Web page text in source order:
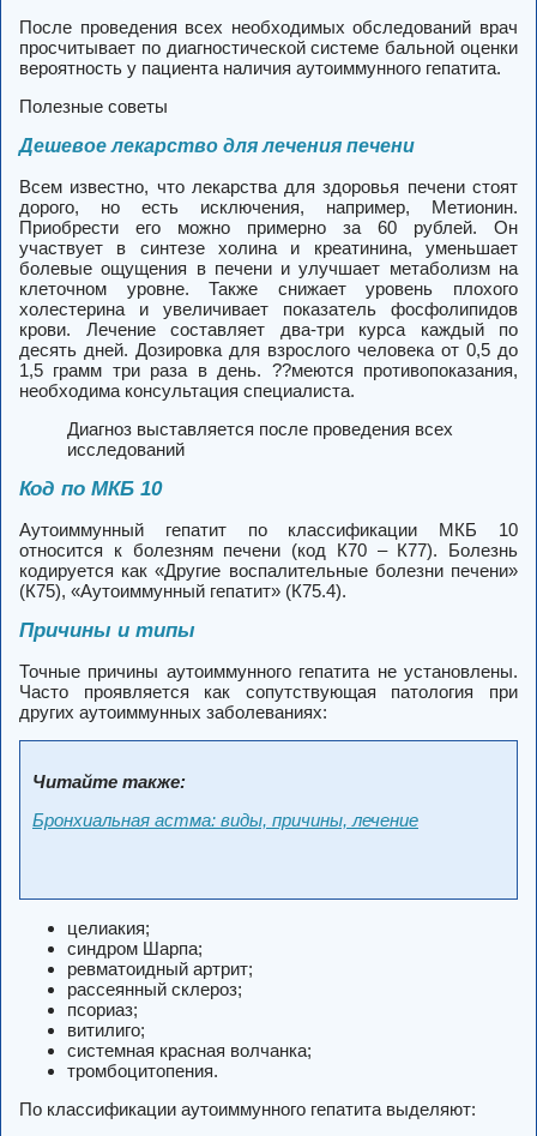
После проведения всех необходимых обследований врач
просчитывает по диагностической системе бальной оценки
вероятность у пациента наличия аутоиммунного гепатита.
Полезные советы
Дешевое лекарство для лечения печени
Всем известно, что лекарства для здоровья печени стоят
дорого, но есть исключения, например, Метионин.
Приобрести его можно примерно за 60 рублей. Он
участвует в синтезе холина и креатинина, уменьшает
болевые ощущения в печени и улучшает метаболизм на
клеточном уровне. Также снижает уровень плохого
холестерина и увеличивает показатель фосфолипидов
крови. Лечение составляет два-три курса каждый по
десять дней. Дозировка для взрослого человека от 0,5 до
1,5 грамм три раза в день. ??меются противопоказания,
необходима консультация специалиста.
Диагноз выставляется после проведения всех
исследований
Код по МКБ 10
Аутоиммунный гепатит по классификации МКБ 10
относится к болезням печени (код К70 – К77). Болезнь
кодируется как «Другие воспалительные болезни печени»
(К75), «Аутоиммунный гепатит» (К75.4).
Причины и типы
Точные причины аутоиммунного гепатита не установлены.
Часто проявляется как сопутствующая патология при
других аутоиммунных заболеваниях:
Читайте также:
Бронхиальная астма: виды, причины, лечение
целиакия;
синдром Шарпа;
ревматоидный артрит;
рассеянный склероз;
псориаз;
витилиго;
системная красная волчанка;
тромбоцитопения.
По классификации аутоиммунного гепатита выделяют: